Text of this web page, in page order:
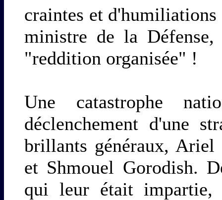
craintes et d'humiliations
ministre de la Défense,
"reddition organisée" !
Une catastrophe
déclenchement d'une
brillants généraux, Ariel
et Shmouel Gorodish.
qui leur était impartie,